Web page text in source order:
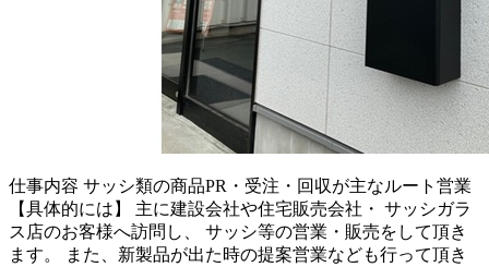
仕事内容 サッシ類の商品PR・受注・回収が主なルート営業
【具体的には】 主に建設会社や住宅販売会社・ サッシガラ
ス店のお客様へ訪問し、 サッシ等の営業・販売をして頂き
ます。 また、新製品が出た時の提案営業なども行って頂き